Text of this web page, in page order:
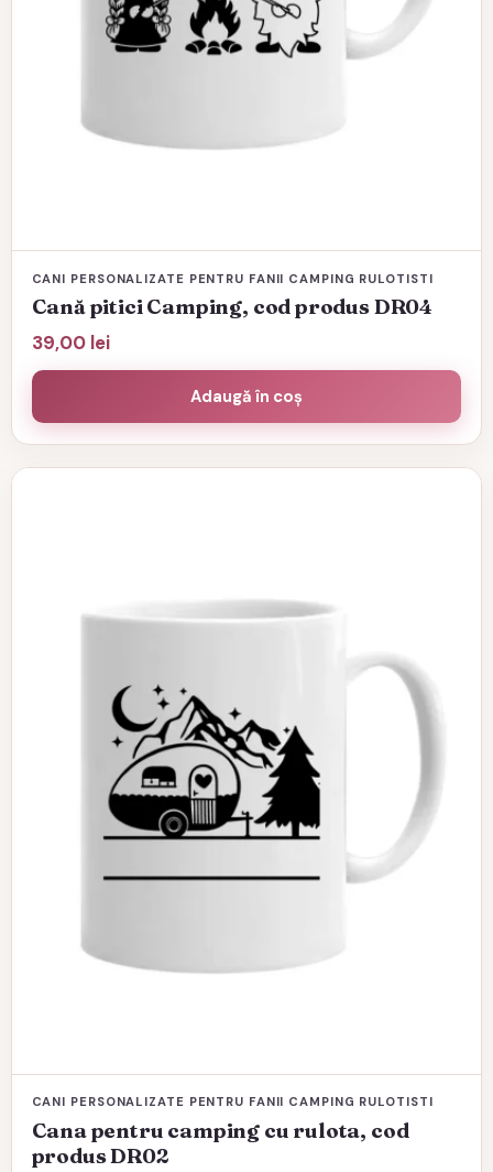
CANI PERSONALIZATE PENTRU FANII CAMPING RULOTISTI
Cană pitici Camping, cod produs DR04
39,00 lei
Adaugă în coș
CANI PERSONALIZATE PENTRU FANII CAMPING RULOTISTI
Cana pentru camping cu rulota, cod
produs DR02